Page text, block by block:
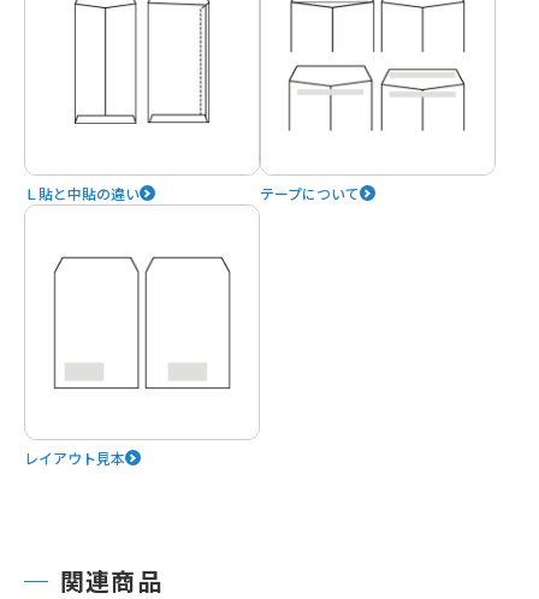
Ｌ貼と中貼の違い テープについて
レイアウト見本
関連商品